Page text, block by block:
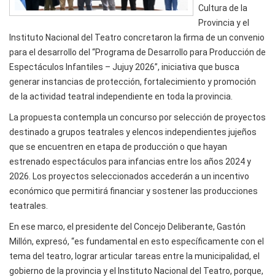
Cultura de la
Provincia y el
Instituto Nacional del Teatro concretaron la firma de un convenio
para el desarrollo del “Programa de Desarrollo para Producción de
Espectáculos Infantiles – Jujuy 2026”, iniciativa que busca
generar instancias de protección, fortalecimiento y promoción
de la actividad teatral independiente en toda la provincia.
La propuesta contempla un concurso por selección de proyectos
destinado a grupos teatrales y elencos independientes jujeños
que se encuentren en etapa de producción o que hayan
estrenado espectáculos para infancias entre los años 2024 y
2026. Los proyectos seleccionados accederán a un incentivo
económico que permitirá financiar y sostener las producciones
teatrales.
En ese marco, el presidente del Concejo Deliberante, Gastón
Millón, expresó, “es fundamental en esto específicamente con el
tema del teatro, lograr articular tareas entre la municipalidad, el
gobierno de la provincia y el Instituto Nacional del Teatro, porque,